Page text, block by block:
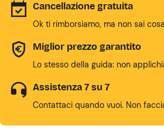
Cancellazione gratuita
Ok ti rimborsiamo, ma non sai
Miglior prezzo garantito
Lo stesso della guida: non
Assistenza 7 su 7
Contattaci quando vuoi. Non